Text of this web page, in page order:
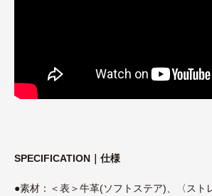
SPECIFICATION｜仕様
●素材：＜表＞牛革(ソフトステア)、〈スト